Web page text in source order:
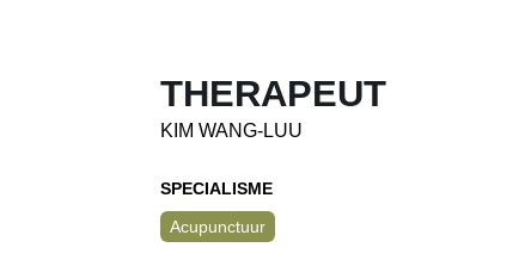
THERAPEUT
KIM WANG-LUU
SPECIALISME
Acupunctuur